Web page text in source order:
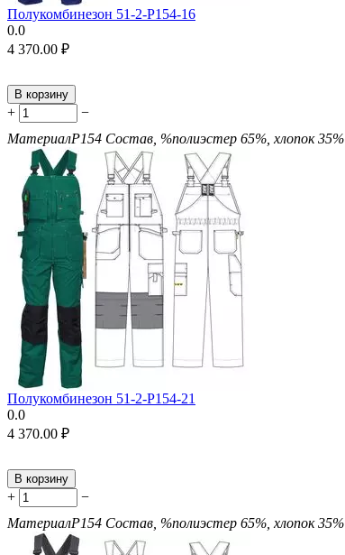
Полукомбинезон 51-2-P154-16
0.0
4 370.00 ₽
В корзину
+
−
МатериалP154 Состав, %полиэстер 65%, хлопок 35%
Полукомбинезон 51-2-P154-21
0.0
4 370.00 ₽
В корзину
+
−
МатериалP154 Состав, %полиэстер 65%, хлопок 35%